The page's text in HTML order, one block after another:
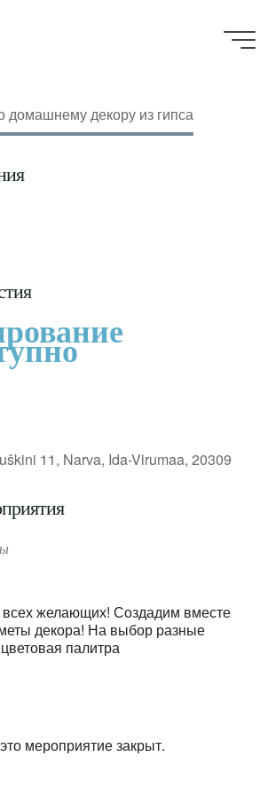
11, Narva, Ida-Virumaa, 20309
всех желающих! Создадим вместе
декора! На выбор разные
палитра
мероприятие закрыт.